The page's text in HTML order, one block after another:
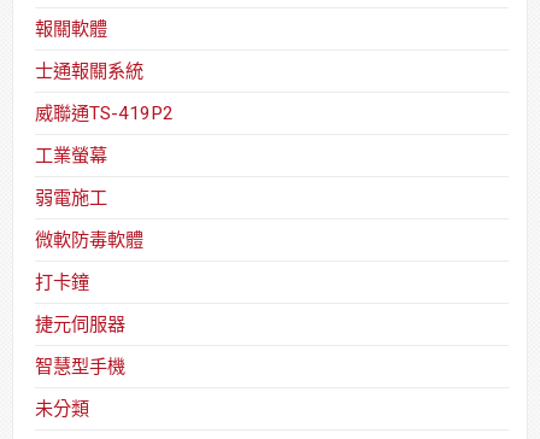
報關軟體
士通報關系統
威聯通TS-419P2
工業螢幕
弱電施工
微軟防毒軟體
打卡鐘
捷元伺服器
智慧型手機
未分類